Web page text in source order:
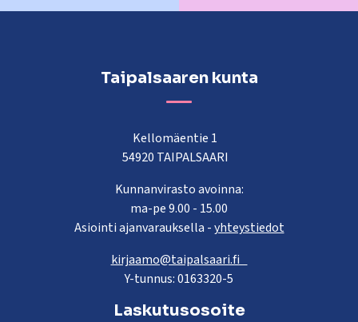
Taipalsaaren kunta
Kellomäentie 1
54920 TAIPALSAARI
Kunnanvirasto avoinna:
ma-pe 9.00 - 15.00
Asiointi ajanvarauksella -yhteystiedot
kirjaamo@taipalsaari.fi
Y-tunnus: 0163320-5
Laskutusosoite